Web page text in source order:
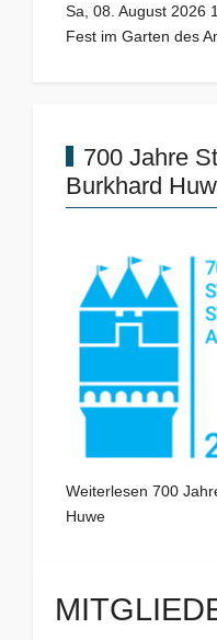
Sa, 08. August 2026
Fest im Garten des
700 Jahre
Burkhard
Weiterlesen 700
Huwe